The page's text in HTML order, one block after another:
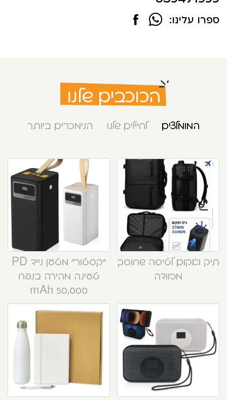
ספרו עלינו:
הכוכבים שלנו
המומלצים לחיילים שלנו הנימכרים ביותר
תיק ואקום לטיסה שחוסך
מזוודה
“קסטור” מטען נייד PD
טעינה מהירה בנפח
50,000 mAh